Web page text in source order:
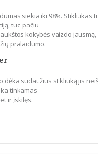
siekia iki 98%. Stikliukas
tuo pačiu
kokybės vaizdo jausmą,
pralaidumo.
dėka sudaužius stikliuką jis
tinkamas
ir įskilęs.